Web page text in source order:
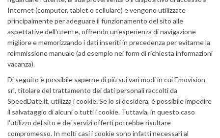
Internet (computer, tablet o cellulare) e vengono utilizzate
principalmente per adeguare il funzionamento del sito alle
aspettative dell'utente, offrendo un'esperienza di navigazione
migliore e memorizzando i dati inseriti in precedenza per evitarne la
reimmissione manuale (ad esempio nei form di richiesta informazioni
vacanza).
Di seguito è possibile saperne di più sui vari modi in cui Emovision
srl, titolare del trattamento dei dati personali raccolti da
SpeedDate.it, utilizza i cookie. Se lo si desidera, è possibile impedire
il salvataggio di alcuni o tutti i cookie. Tuttavia, in questo caso
l'utilizzo del sito e dei servizi offerti potrebbe risultare
compromesso. In molti casi i cookie sono infatti necessari al